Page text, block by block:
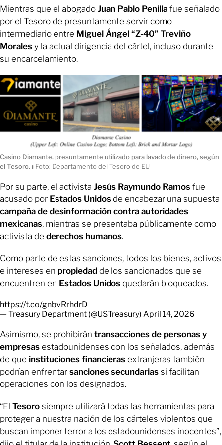
Mientras que el abogado Juan Pablo Penilla fue señalado
por el Tesoro de presuntamente servir como
intermediario entre Miguel Ángel “Z-40” Treviño
Morales y la actual dirigencia del cártel, incluso durante
su encarcelamiento.
Casino Diamante, presuntamente utilizado para lavado de dinero, según
el Tesoro.ı Foto: Departamento del Tesoro de EU
Por su parte, el activista Jesús Raymundo Ramos fue
acusado por Estados Unidos de encabezar una supuesta
campaña de desinformación contra autoridades
mexicanas, mientras se presentaba públicamente como
activista de derechos humanos.
Como parte de estas sanciones, todos los bienes, activos
e intereses en propiedad de los sancionados que se
encuentren en Estados Unidos quedarán bloqueados.
https://t.co/gnbvRrhdrD
— Treasury Department (@USTreasury) April 14, 2026
Asimismo, se prohibirán transacciones de personas y
empresas estadounidenses con los señalados, además
de que instituciones financieras extranjeras también
podrían enfrentar sanciones secundarias si facilitan
operaciones con los designados.
“El Tesoro siempre utilizará todas las herramientas para
proteger a nuestra nación de los cárteles violentos que
buscan imponer terror a los estadounidenses inocentes”,